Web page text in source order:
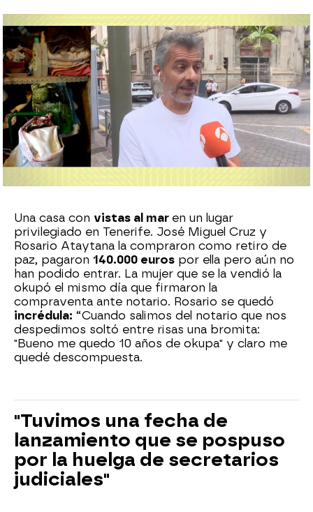
María Martín
Publicado:08 de junio de 2023, 14:47
WhatsappFacebook
X Flipboard
Una casa con vistas al mar en un lugar
privilegiado en Tenerife. José Miguel Cruz y
Rosario Ataytana la compraron como retiro de
paz, pagaron 140.000 euros por ella pero aún no
han podido entrar. La mujer que se la vendió la
okupó el mismo día que firmaron la
compraventa ante notario. Rosario se quedó
incrédula: “Cuando salimos del notario que nos
despedimos soltó entre risas una bromita:
"Bueno me quedo 10 años de okupa" y claro me
quedé descompuesta.
"Tuvimos una fecha de
lanzamiento que se pospuso
por la huelga de secretarios
judiciales"